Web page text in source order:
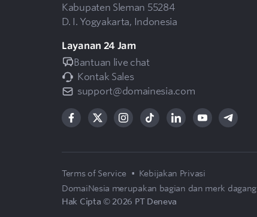
Kabupaten Sleman 55284
D. I. Yogyakarta, Indonesia
Layanan 24 Jam
Bantuan live chat
Kontak Sales
support@domainesia.com
Terms of Service • Kebijakan Privasi
DomaiNesia merupakan bagian dan merk dagang
Hak Cipta © 2026 PT Deneva